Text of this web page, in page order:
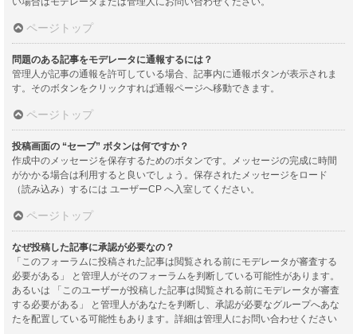
ページトップ
問題のある記事をモデレータに通報するには？
管理人が記事の通報を許可している場合、記事内に通報ボタンが表示されま
す。そのボタンをクリックすれば通報ページへ移動できます。
ページトップ
投稿画面の “セーブ” ボタンは何ですか？
作成中のメッセージを保存するためのボタンです。メッセージの完成に時間
がかかる場合は利用すると良いでしょう。保存されたメッセージをロード
（読み込み）するには ユーザーCP へ入室してください。
ページトップ
なぜ投稿した記事に承認が必要なの？
「このフォーラムに投稿された記事は閲覧される前にモデレータが審査する
必要がある」 と管理人がそのフォーラムを判断している可能性があります。
あるいは 「このユーザーが投稿した記事は閲覧される前にモデレータが審査
する必要がある」 と管理人があなたを判断し、承認が必要なグループへあな
たを配置している可能性もあります。詳細は管理人にお問い合わせください